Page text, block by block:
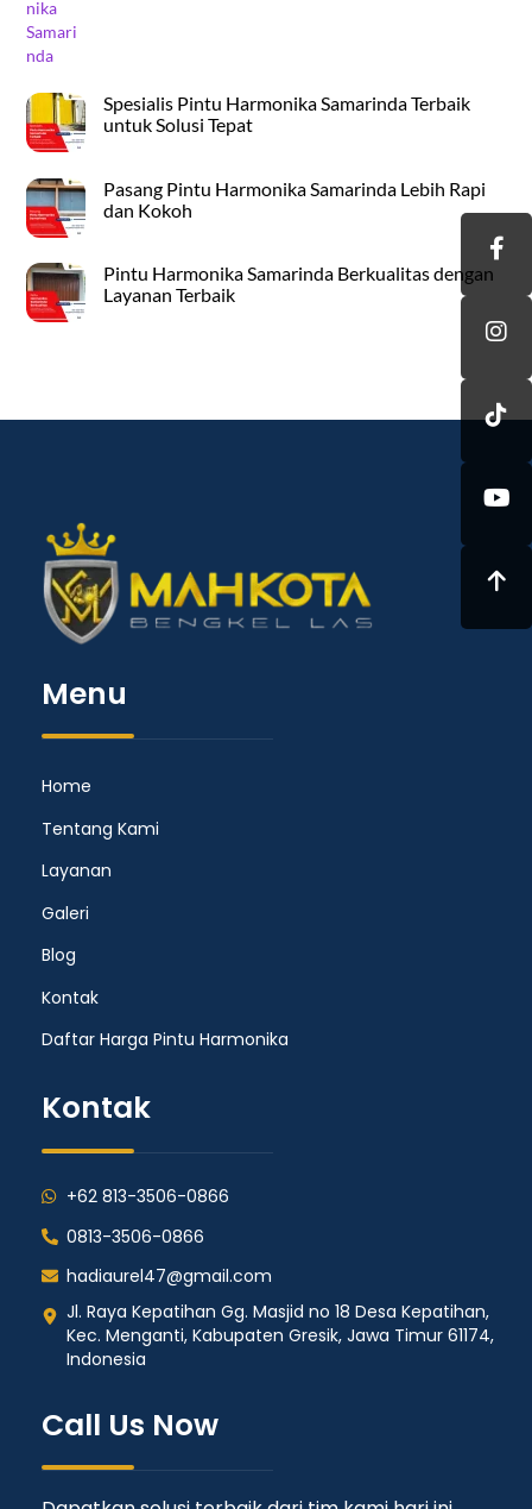
Spesialis Pintu Harmonika Samarinda Terbaik
untuk Solusi Tepat
Pasang Pintu Harmonika Samarinda Lebih Rapi
dan Kokoh
Pintu Harmonika Samarinda Berkualitas dengan
Layanan Terbaik
Menu
Home
Tentang Kami
Layanan
Galeri
Blog
Kontak
Daftar Harga Pintu Harmonika
Kontak
+62 813-3506-0866
0813-3506-0866
hadiaurel47@gmail.com
Jl. Raya Kepatihan Gg. Masjid no 18 Desa Kepatihan,
Kec. Menganti, Kabupaten Gresik, Jawa Timur 61174,
Indonesia
Call Us Now